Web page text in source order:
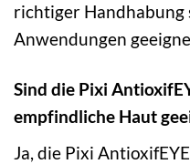
richtiger Handhabung
Anwendungen
Sind die Pixi
empfindliche Haut
Ja, die Pixi